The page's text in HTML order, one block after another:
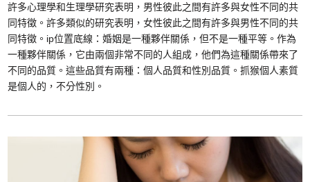
許多心理學和生理學研究表明，男性彼此之間有許多與女性不同的共
同特徵。許多類似的研究表明，女性彼此之間有許多與男性不同的共
同特徵。ip位置底線：婚姻是一種夥伴關係，但不是一種平等。作為
一種夥伴關係，它由兩個非常不同的人組成，他們為這種關係帶來了
不同的品質。這些品質有兩種：個人品質和性別品質。抓猴個人素質
是個人的，不分性別。